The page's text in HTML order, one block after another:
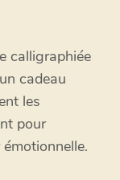
calligraphiée
cadeau
les
pour